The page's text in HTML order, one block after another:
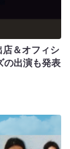
店＆オフィシ
の出演も発表